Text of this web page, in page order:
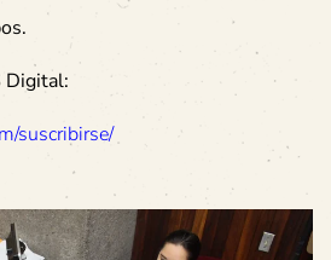
Digital:
suscribirse/